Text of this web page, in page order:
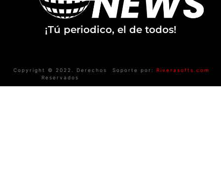
¡Tú periodico, el de todos!
Copyright © 2022. Derechos
Reservados
Soporte por: Riverasofts.com